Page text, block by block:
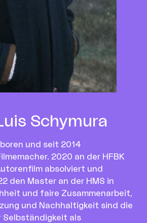
Schymura
und seit 2014
2020 an der HFBK
absolviert und
den Master an der HMS in
und faire Zusammenarbeit,
und Nachhaltigkeit sind die
Selbständigkeit als